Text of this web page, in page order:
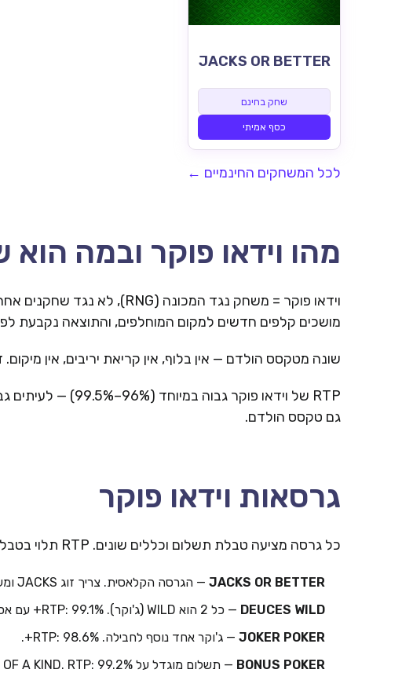
JACKS OR BETTER
שחק בחינם
כסף אמיתי
לכל המשחקים החינמיים ←
מהו וידאו פוקר ובמה הוא
מושכים קלפים חדשים למקום המוחלפים, והתוצאה נקבעת
שונה מטקסס הולדם — אין בלוף, אין קריאת יריבים, אין
RTP של וידאו פוקר גבוה במיוחד (96%–99.5%) — לעיתים גבוה יותר מבלאקג'ק ורולטה.
גם טקסס הולדם.
גרסאות וידאו פוקר
כל גרסה מציעה טבלת תשלום וכללים שונים. RTP תלוי בטבלת התשלום הספציפית ובאסטרטגיה.
JACKS OR BETTER — הגרסה הקלאסית. צריך זוג JACKS ומעלה לזכות. RTP מלא: 99.5%.
DEUCES WILD — כל 2 הוא WILD (ג'וקר). RTP: 99.1%+ עם אסטרטגיה מלאה.
JOKER POKER — ג'וקר אחד נוסף לחבילה. RTP: 98.6%+.
BONUS POKER — תשלום מוגדל על FOUR OF A KIND. RTP: 99.2%.